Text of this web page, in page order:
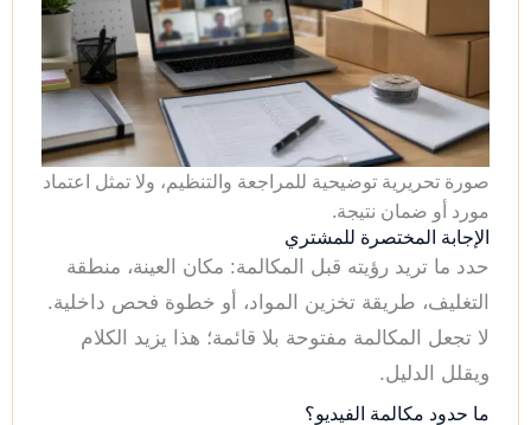
صورة تحريرية توضيحية للمراجعة والتنظيم، ولا تمثل اعتماد
مورد أو ضمان نتيجة.
الإجابة المختصرة للمشتري
حدد ما تريد رؤيته قبل المكالمة: مكان العينة، منطقة
التغليف، طريقة تخزين المواد، أو خطوة فحص داخلية.
لا تجعل المكالمة مفتوحة بلا قائمة؛ هذا يزيد الكلام
ويقلل الدليل.
ما حدود مكالمة الفيديو؟